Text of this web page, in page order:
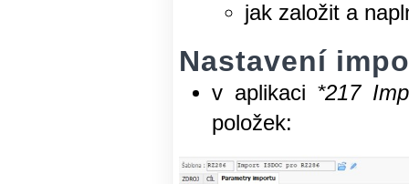
jak založit a
Nastavení
v aplikaci *217
položek: